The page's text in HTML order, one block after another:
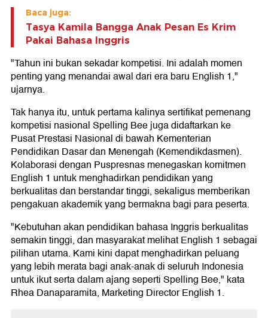
Baca juga:
Tasya Kamila Bangga Anak Pesan Es Krim
Pakai Bahasa Inggris
"Tahun ini bukan sekadar kompetisi. Ini adalah momen
penting yang menandai awal dari era baru English 1,"
ujarnya.
Tak hanya itu, untuk pertama kalinya sertifikat pemenang
kompetisi nasional Spelling Bee juga didaftarkan ke
Pusat Prestasi Nasional di bawah Kementerian
Pendidikan Dasar dan Menengah (Kemendikdasmen).
Kolaborasi dengan Puspresnas menegaskan komitmen
English 1 untuk menghadirkan pendidikan yang
berkualitas dan berstandar tinggi, sekaligus memberikan
pengakuan akademik yang bermakna bagi para peserta.
"Kebutuhan akan pendidikan bahasa Inggris berkualitas
semakin tinggi, dan masyarakat melihat English 1 sebagai
pilihan utama. Kami kini dapat menghadirkan peluang
yang lebih merata bagi anak-anak di seluruh Indonesia
untuk ikut serta dalam ajang seperti Spelling Bee," kata
Rhea Danaparamita, Marketing Director English 1.